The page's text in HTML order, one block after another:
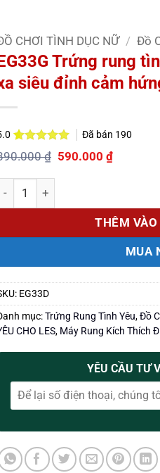
CHƠI TÌNH DỤC NỮ / Đồ
Trứng rung
siêu đỉnh cảm
5.0trên 5
dựa trên
1
Đã bán 190
₫ Giá
590.000₫Giá
lượng
THÊM VÀO
MUA
EG33D
mục:Trứng Rung Tình Yêu,Đồ
CHO LES, Máy Rung Kích Thích
YÊU CẦU TƯ